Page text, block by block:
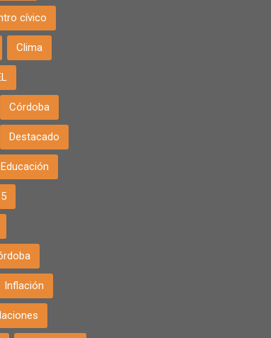
cívico
Clima
Córdoba
Destacado
Educación
Inflación